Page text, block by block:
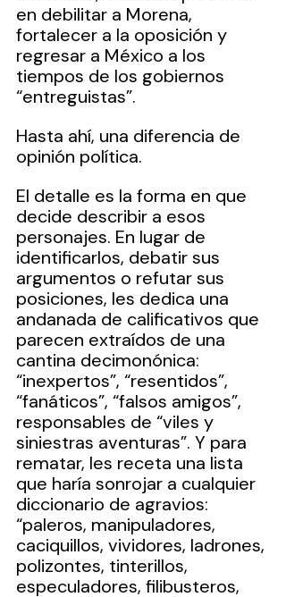
en debilitar a Morena,
fortalecer a la oposición y
regresar a México a los
tiempos de los gobiernos
“entreguistas”.
Hasta ahí, una diferencia de
opinión política.
El detalle es la forma en que
decide describir a esos
personajes. En lugar de
identificarlos, debatir sus
argumentos o refutar sus
posiciones, les dedica una
andanada de calificativos que
parecen extraídos de una
cantina decimonónica:
“inexpertos”, “resentidos”,
“fanáticos”, “falsos amigos”,
responsables de “viles y
siniestras aventuras”. Y para
rematar, les receta una lista
que haría sonrojar a cualquier
diccionario de agravios:
“paleros, manipuladores,
caciquillos, vividores, ladrones,
polizontes, tinterillos,
especuladores, filibusteros,